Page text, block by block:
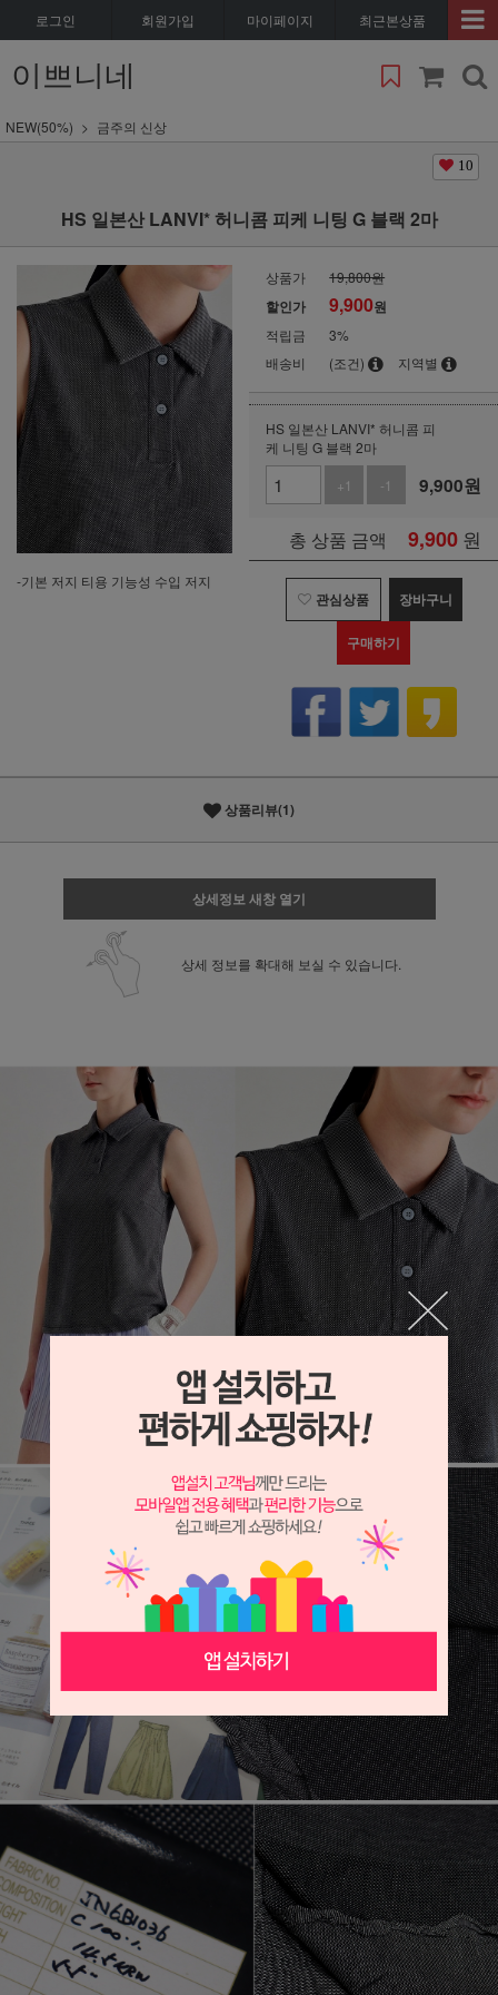
로그인 회원가입 마이페이지 최근본상품
이쁘니네
NEW(50%) 금주의 신상
10
HS 일본산 LANVI* 허니콤 피케 니팅 G 블랙 2마
-기본 저지 티용 기능성 수입 저지
상품가 19,800원
할인가 9,900원
적립금
3%
배송비
(조건) 지역별
HS 일본산 LANVI* 허니콤 피
케 니팅 G 블랙 2마
+1
-1 9,900원
총 상품 금액 9,900 원
관심상품 장바구니
구매하기
상품리뷰(1)
상세정보 새창 열기
상세 정보를 확대해 보실 수 있습니다.